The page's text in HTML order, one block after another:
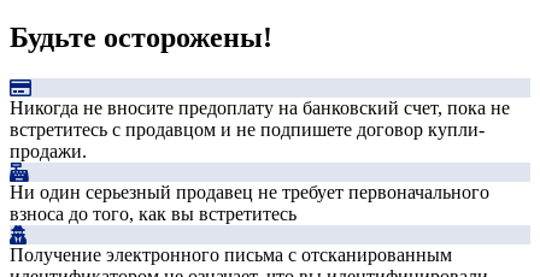
Будьте осторожены!
Никогда не вносите предоплату на банковский счет, пока не
встретитесь с продавцом и не подпишете договор купли-
продажи.
Ни один серьезный продавец не требует первоначального
взноса до того, как вы встретитесь
Получение электронного письма с отсканированным